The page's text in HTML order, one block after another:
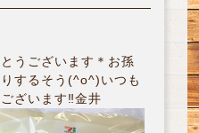
うございます＊お孫
するそう(^o^)いつも
ざいます‼︎金井